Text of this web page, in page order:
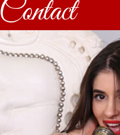
Contact